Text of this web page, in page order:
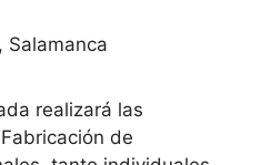
Salamanca
realizará las
de